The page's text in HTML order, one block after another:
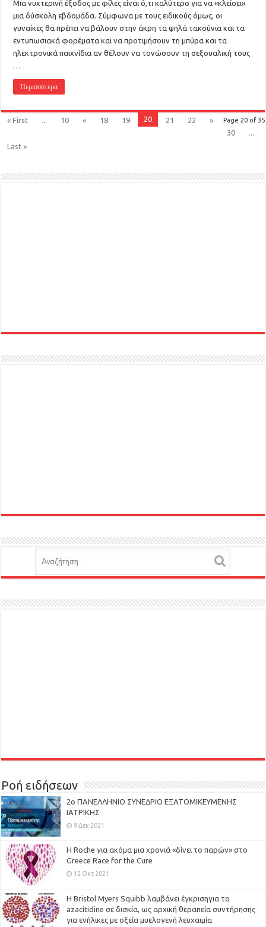
Μια νυχτερινή έξοδος με φίλες είναι ό,τι καλύτερο για να «κλείσει»
μια δύσκολη εβδομάδα. Σύμφωνα με τους ειδικούς όμως, οι
γυναίκες θα πρέπει να βάλουν στην άκρη τα ψηλά τακούνια και τα
εντυπωσιακά φορέματα και να προτιμήσουν τη μπύρα και τα
ηλεκτρονικά παιχνίδια αν θέλουν να τονώσουν τη σεξουαλική τους
…
Περισσότερα
Page 20 of 35
« First ... 10 « 18 19 20 21 22
»
30
...
Last »
Ροή ειδήσεων
2ο ΠΑΝΕΛΛΗΝΙΟ ΣΥΝΕΔΡΙΟ ΕΞΑΤΟΜΙΚΕΥΜΕΝΗΣ
ΙΑΤΡΙΚΗΣ
9 Δεκ 2021
H Roche για ακόμα μια χρονιά «δίνει το παρών» στο
Greece Race for the Cure
12 Οκτ 2021
Η Bristol Myers Squibb λαμβάνει έγκρισηγια το
azacitidine σε δισκία, ως αρχική θεραπεία συντήρησης
για ενήλικες με οξεία μυελογενή λευχαιμία